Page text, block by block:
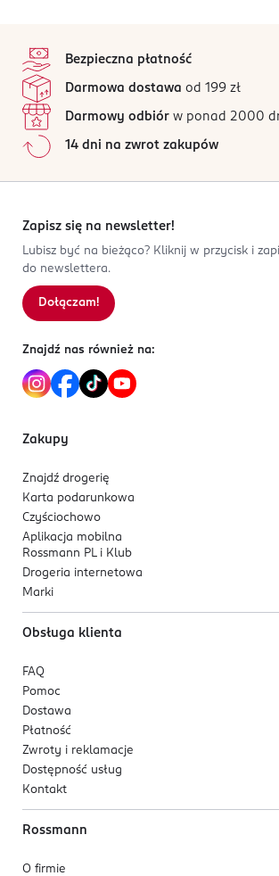
Bezpieczna płatność
Darmowa dostawa od 199 zł
Darmowy odbiór w ponad 2000
14 dni na zwrot zakupów
Zapisz się na newsletter!
Lubisz być na bieżąco? Kliknij w przycisk i
do newslettera.
Dołączam!
Znajdź nas również na:
Zakupy
Znajdź drogerię
Karta podarunkowa
Czyściochowo
Aplikacja mobilna
Rossmann PL i Klub
Drogeria internetowa
Marki
Obsługa klienta
FAQ
Pomoc
Dostawa
Płatność
Zwroty i reklamacje
Dostępność usług
Kontakt
Rossmann
O firmie